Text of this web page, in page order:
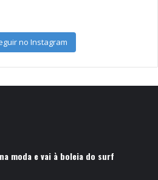
no Instagram
moda e vai à boleia do surf